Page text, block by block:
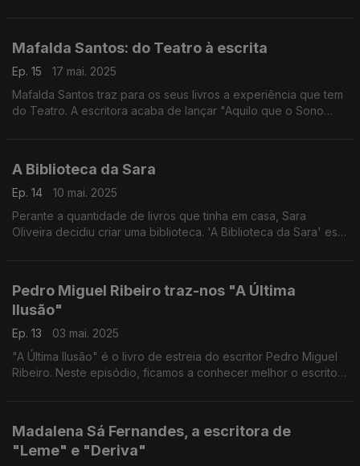
Mafalda Santos: do Teatro à escrita
Ep. 15
17 mai. 2025
Mafalda Santos traz para os seus livros a experiência que tem
do Teatro. A escritora acaba de lançar "Aquilo que o Sono
A Biblioteca da Sara
Ep. 14
10 mai. 2025
Perante a quantidade de livros que tinha em casa, Sara
Oliveira decidiu criar uma biblioteca. 'A Biblioteca da Sara' está
Pedro Miguel Ribeiro traz-nos "A Última
llusão"
Ep. 13
03 mai. 2025
"A Última Ilusão" é o livro de estreia do escritor Pedro Miguel
Ribeiro. Neste episódio, ficamos a conhecer melhor o escritor.
Madalena Sá Fernandes, a escritora de
"Leme" e "Deriva"